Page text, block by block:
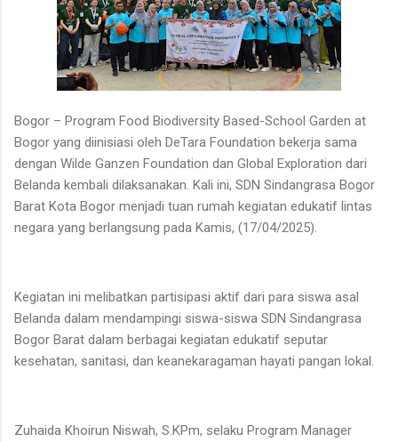
Bogor – Program Food Biodiversity Based-School Garden at
Bogor yang diinisiasi oleh DeTara Foundation bekerja sama
dengan Wilde Ganzen Foundation dan Global Exploration dari
Belanda kembali dilaksanakan. Kali ini, SDN Sindangrasa Bogor
Barat Kota Bogor menjadi tuan rumah kegiatan edukatif lintas
negara yang berlangsung pada Kamis, (17/04/2025).
Kegiatan ini melibatkan partisipasi aktif dari para siswa asal
Belanda dalam mendampingi siswa-siswa SDN Sindangrasa
Bogor Barat dalam berbagai kegiatan edukatif seputar
kesehatan, sanitasi, dan keanekaragaman hayati pangan lokal.
Zuhaida Khoirun Niswah, S.KPm, selaku Program Manager